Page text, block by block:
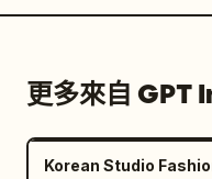
更多來自 GPT
Korean Studio